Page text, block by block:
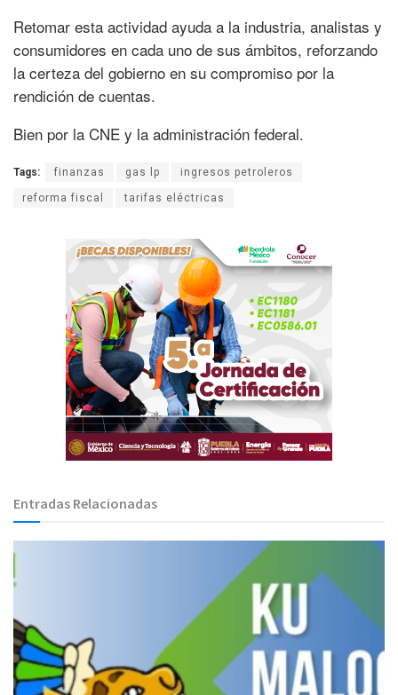
Retomar esta actividad ayuda a la industria, analistas y
consumidores en cada uno de sus ámbitos, reforzando
la certeza del gobierno en su compromiso por la
rendición de cuentas.
Bien por la CNE y la administración federal.
Tags: finanzas gas lp ingresos petroleros
reforma fiscal tarifas eléctricas
Entradas Relacionadas